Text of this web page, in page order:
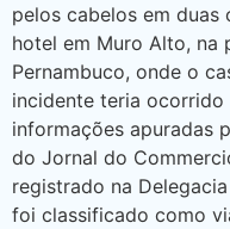
pelos cabelos em duas
hotel em Muro Alto, na
Pernambuco, onde o
incidente teria
informações apuradas
do Jornal do
registrado na
foi classificado como